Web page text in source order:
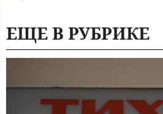
ЕЩЕ В РУБРИКЕ